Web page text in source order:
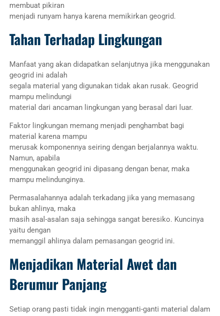
membuat pikiran
menjadi runyam hanya karena memikirkan geogrid.
Tahan Terhadap Lingkungan
Manfaat yang akan didapatkan selanjutnya jika menggunakan
geogrid ini adalah
segala material yang digunakan tidak akan rusak. Geogrid
mampu melindungi
material dari ancaman lingkungan yang berasal dari luar.
Faktor lingkungan memang menjadi penghambat bagi
material karena mampu
merusak komponennya seiring dengan berjalannya waktu.
Namun, apabila
menggunakan geogrid ini dipasang dengan benar, maka
mampu melindunginya.
Permasalahannya adalah terkadang jika yang memasang
bukan ahlinya, maka
masih asal-asalan saja sehingga sangat beresiko. Kuncinya
yaitu dengan
memanggil ahlinya dalam pemasangan geogrid ini.
Menjadikan Material Awet dan
Berumur Panjang
Setiap orang pasti tidak ingin mengganti-ganti material dalam